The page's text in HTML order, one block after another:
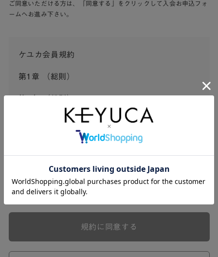
ご同意いただける方は、「同意する」をクリックして入会お申込フォ
ームへお進み下さい。
ケユカ会員規約
第1章 （総則）
この会員規約（以下「本規約」といいます。）は、河淳株
式会社ケユカ事業部（以下「弊社」といいます。）が提供
する一連のサービスに関し、弊社が次条の定めに従い入会
本規約は、会員と弊社との間のサービスの利用に関わる一
切の関係に適用されるものとします。
弊社が一連のサービスを提供するにあたり、本規約のほ
ら個別規定はその名称のいかんに関わらず、本規約の一部
規約に同意する